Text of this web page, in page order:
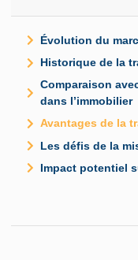
Évolution du
Historique de la
Comparaison
dans l’immobilier
Avantages de la
Les défis de la
Impact potentiel